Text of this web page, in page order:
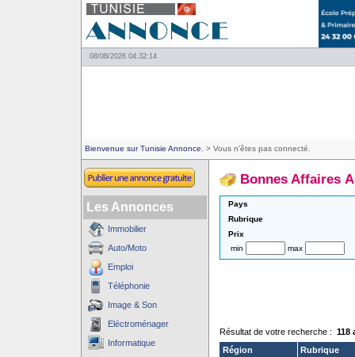
08/08/2026 04:32:14
Bienvenue sur Tunisie Annonce. > Vous n'êtes pas connecté.
Les Annonces
Immobilier
Auto/Moto
Emploi
Téléphonie
Image & Son
Eléctroménager
Informatique
Bonnes Affaires
Pays
Rubrique
Prix
min
max
Résultat de votre recherche : 118
Région
Rubrique